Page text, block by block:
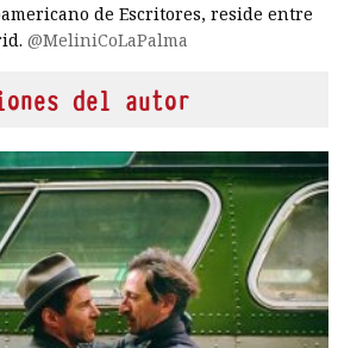
de Escritores, reside entre
@MeliniCoLaPalma
del autor